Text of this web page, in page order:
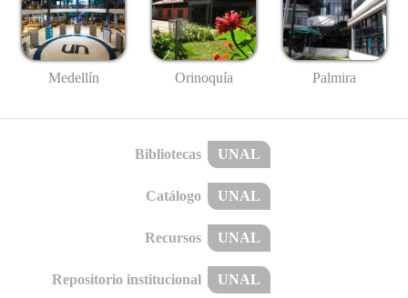
Medellín Orinoquía Palmira
Bibliotecas UNAL
Catálogo UNAL
Recursos UNAL
Repositorio institucional UNAL